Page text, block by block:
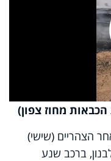
מחוז צפון)
הצהריים (שישי)
ברכב שנע